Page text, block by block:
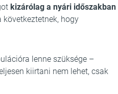
kizárólag a nyári időszakban
következtetnek, hogy
lenne szüksége –
kiirtani nem lehet, csak